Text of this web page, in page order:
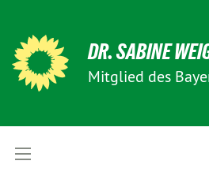
DR. SABINE
Mitglied des